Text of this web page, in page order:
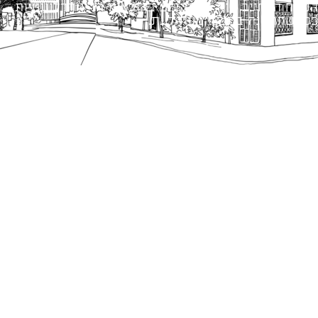
הנוסח המחייב הוא זה הקבוע בהוראות הדין הרלוונטיות
כפי שתהיינה בתוקף מעת לעת.